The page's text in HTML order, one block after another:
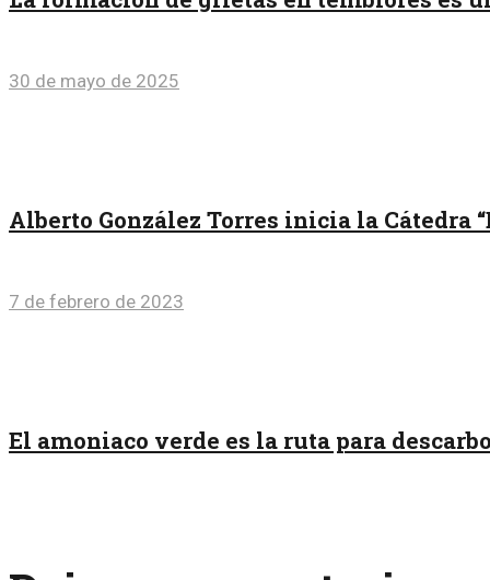
30 de mayo de 2025
Alberto González Torres inicia la Cátedra
7 de febrero de 2023
El amoniaco verde es la ruta para